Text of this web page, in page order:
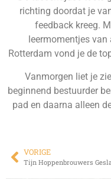
richting doordat je
feedback kreeg.
leermomentjes
Rotterdam vond je de
Vanmorgen liet je
beginnend bestuurder
pad en daarna alleen
VORIGE
Tijn Hoppenbrouwers